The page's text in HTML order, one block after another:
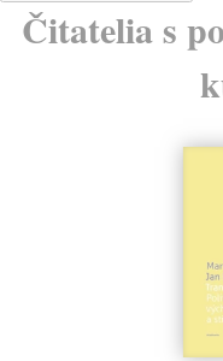
Čitatelia s